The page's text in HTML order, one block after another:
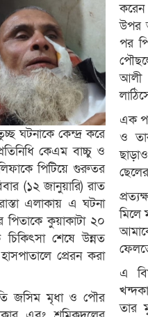
ঘটনাকে কেন্দ্র করে
কেএম বাচ্চু ও
পিটিয়ে গুরুতর
(১২ জানুয়ারি) রাত
এলাকায় এ ঘটনা
কুয়াকাটা ২০
চিকিৎসা শেষে উন্নত
প্রেরন করা
জসিম মৃধা ও পৌর
উপর
পর
আলী
এক
ও
মিলে
এ
তার